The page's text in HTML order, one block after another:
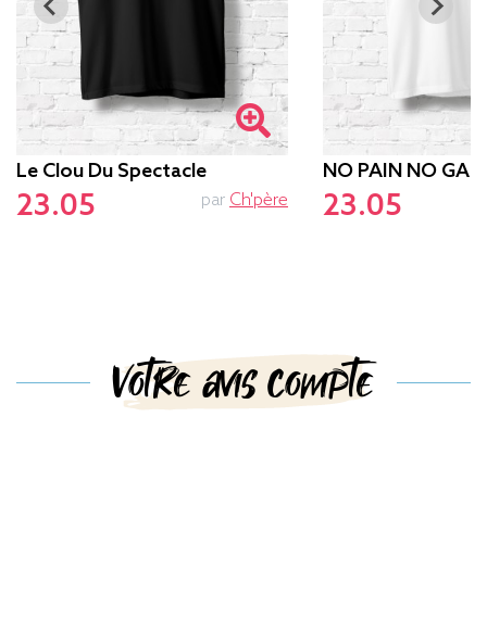
Le Clou Du Spectacle
23.05 par Ch'père
NO PAIN NO
23.05
Votre avis compte